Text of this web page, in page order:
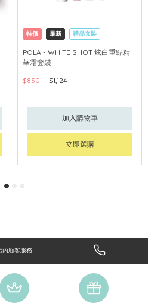
特價 最新 禮品套裝
網購店取 可中國內地配送
POLA - WHITE SHOT 炫白重點精
華霜套裝
$830
$1,124
加入購物車
立即選購
內顧客服務